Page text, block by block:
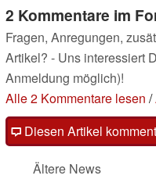
2 Kommentare im
Fragen, Anregungen,
Artikel? - Uns interessiert
Anmeldung möglich)!
Alle 2 Kommentare lesen /
Diesen Artikel
Ältere News